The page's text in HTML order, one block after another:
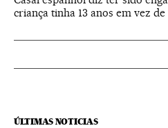
criança tinha 13 anos em vez de
ÚLTIMAS NOTICIAS